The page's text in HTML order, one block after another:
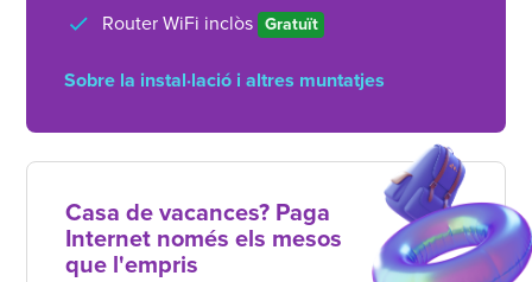
Router WiFi inclòs Gratuït
Sobre la instal·lació i altres muntatjes
Casa de vacances? Paga
Internet només els mesos
que l'empris